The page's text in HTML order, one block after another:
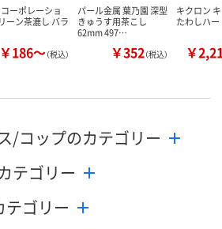
コーポレーショ
ーン茶漉し バラ
￥186～（税込）
パール金属 葉乃園 深型
きゅうす用茶こし
62mm 497…
￥352（税込）
キクロン
たわしハー
￥
/コップのカテゴリー
テゴリー
テゴリー